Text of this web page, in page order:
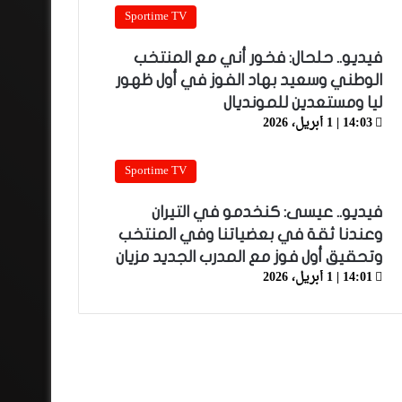
Sportime TV
فيديو.. حلحال: فخور أني مع المنتخب
الوطني وسعيد بهاد الفوز في أول ظهور
ليا ومستعدين للمونديال
14:03 | 1 أبريل، 2026
Sportime TV
فيديو.. عيسى: كنخدمو في التيران
وعندنا ثقة في بعضياتنا وفي المنتخب
وتحقيق أول فوز مع المدرب الجديد مزيان
14:01 | 1 أبريل، 2026